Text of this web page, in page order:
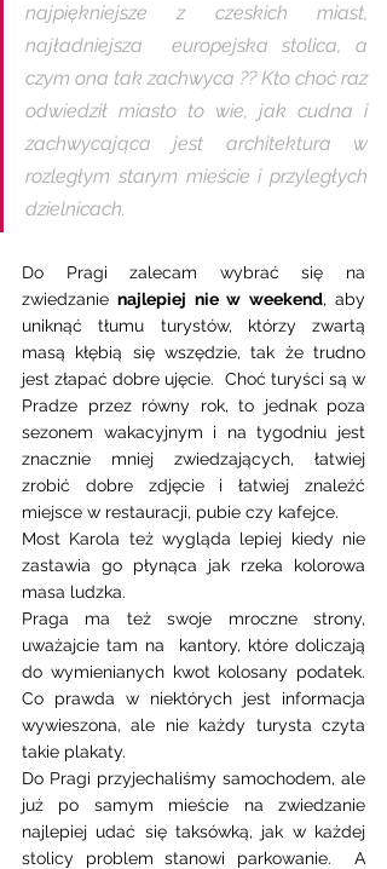
najpiękniejsze z czeskich miast,
najładniejsza  europejska stolica, a
czym ona tak zachwyca ?? Kto choć raz
odwiedził miasto to wie, jak cudna i
zachwycająca jest architektura w
rozległym starym mieście i przyległych
dzielnicach.
Do Pragi zalecam wybrać się na
zwiedzanie najlepiej nie w weekend, aby
uniknąć tłumu turystów, którzy zwartą
masą kłębią się wszędzie, tak że trudno
jest złapać dobre ujęcie.  Choć turyści są w
Pradze przez równy rok, to jednak poza
sezonem wakacyjnym i na tygodniu jest
znacznie mniej zwiedzających, łatwiej
zrobić dobre zdjęcie i łatwiej znaleźć
miejsce w restauracji, pubie czy kafejce.
Most Karola też wygląda lepiej kiedy nie
zastawia go płynąca jak rzeka kolorowa
masa ludzka.
Praga ma też swoje mroczne strony,
uważajcie tam na  kantory, które doliczają
do wymienianych kwot kolosany podatek.
Co prawda w niektórych jest informacja
wywieszona, ale nie każdy turysta czyta
takie plakaty.
Do Pragi przyjechaliśmy samochodem, ale
już po samym mieście na zwiedzanie
najlepiej udać się taksówką, jak w każdej
stolicy problem stanowi parkowanie.  A